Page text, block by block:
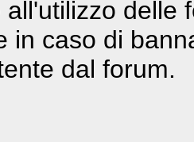
all'utilizzo delle
in caso di
dal forum.